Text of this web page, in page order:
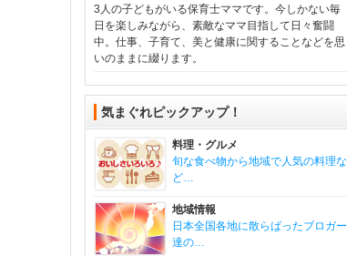
3人の子どもがいる保育士ママです。今しかない毎
日を楽しみながら、素敵なママ目指して日々奮闘
中。仕事、子育て、美と健康に関することなどを思
いのままに綴ります。
気まぐれピックアップ！
料理・グルメ
旬な食べ物から地域で人気の料理な
ど…
地域情報
日本全国各地に散らばったブロガー
達の…